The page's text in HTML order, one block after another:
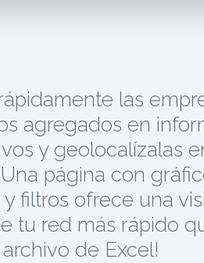
las
agregados en
y geolocalízalas
página con
filtros ofrece una
tu red más rápido
archivo de Excel!